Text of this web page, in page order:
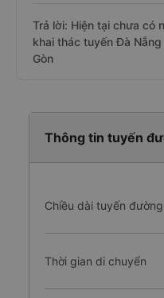
Trả lời: Hiện tại chưa có
khai thác tuyến Đà
Gòn
Thông tin tuyến
Chiều dài tuyến đường
Thời gian di chuyển